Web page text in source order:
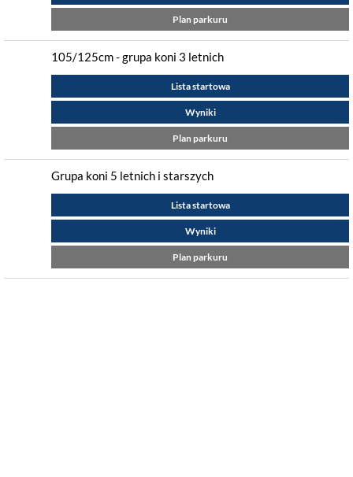
Plan parkuru
105/125cm - grupa koni 3 letnich
Lista startowa
Wyniki
Plan parkuru
Grupa koni 5 letnich i starszych
Lista startowa
Wyniki
Plan parkuru